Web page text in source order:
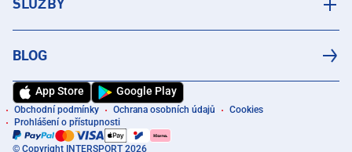
SLUŽBY
BLOG
App Store Google Play
Obchodní podmínky Ochrana osobních údajů
Cookies
Prohlášení o přístupnosti
© Copyright INTERSPORT 2026